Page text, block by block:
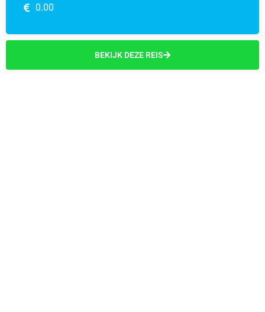
0.00
BEKIJK DEZE REIS